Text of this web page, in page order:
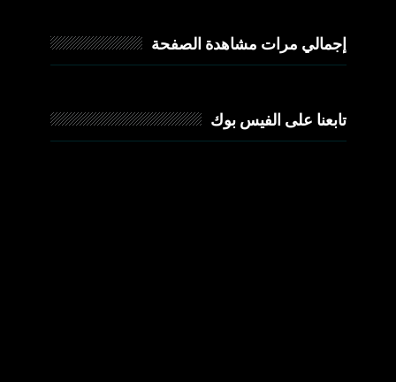
إجمالي مرات مشاهدة الصفحة
تابعنا على الفيس بوك